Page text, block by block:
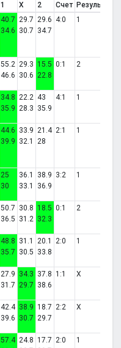
1 X 2 Счет Результат
40.7
34.6
29.7
30.7
29.6
34.7
4:0 1
55.2
46.6
29.3
30.6
15.5
22.8
0:1 2
34.8
35.9
22.2
28.3
43
35.9
4:1 1
44.6
39.9
33.9
32.1
21.4
28
2:1 1
25
30
36.1
33.1
38.9
36.9
3:2 1
50.7
36.5
30.8
31.2
18.5
32.3
0:1 2
48.8
35.7
31.1
30.5
20.1
33.8
2:0 1
27.9
31.7
34.3
29.7
37.8
38.6
1:1 X
42.4
39.6
38.9
30.7
18.7
29.7
2:2 X
57.4 24.8 17.7 2:0 1